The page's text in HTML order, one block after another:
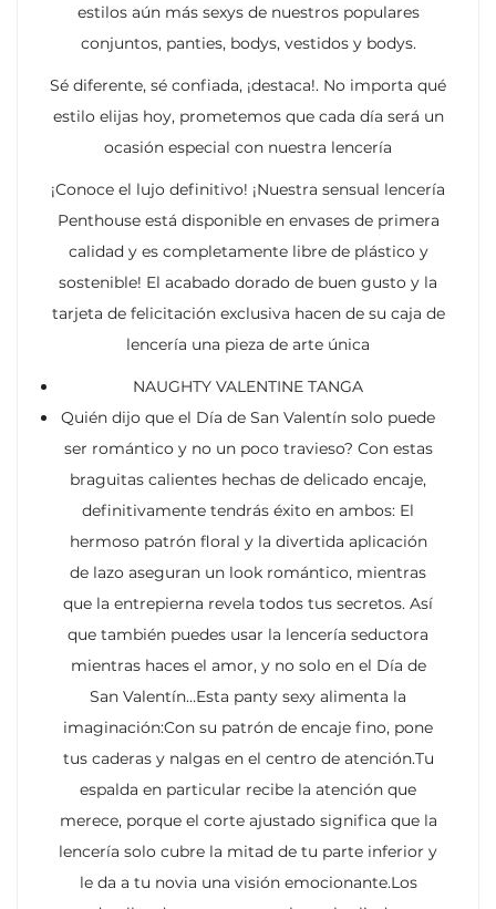
estilos aún más sexys de nuestros populares
conjuntos, panties, bodys, vestidos y bodys.
Sé diferente, sé confiada, ¡destaca!. No importa qué
estilo elijas hoy, prometemos que cada día será un
ocasión especial con nuestra lencería
¡Conoce el lujo definitivo! ¡Nuestra sensual lencería
Penthouse está disponible en envases de primera
calidad y es completamente libre de plástico y
sostenible! El acabado dorado de buen gusto y la
tarjeta de felicitación exclusiva hacen de su caja de
lencería una pieza de arte única
NAUGHTY VALENTINE TANGA
Quién dijo que el Día de San Valentín solo puede
ser romántico y no un poco travieso? Con estas
braguitas calientes hechas de delicado encaje,
definitivamente tendrás éxito en ambos: El
hermoso patrón floral y la divertida aplicación
de lazo aseguran un look romántico, mientras
que la entrepierna revela todos tus secretos. Así
que también puedes usar la lencería seductora
mientras haces el amor, y no solo en el Día de
San Valentín…Esta panty sexy alimenta la
imaginación:Con su patrón de encaje fino, pone
tus caderas y nalgas en el centro de atención.Tu
espalda en particular recibe la atención que
merece, porque el corte ajustado significa que la
lencería solo cubre la mitad de tu parte inferior y
le da a tu novia una visión emocionante.Los